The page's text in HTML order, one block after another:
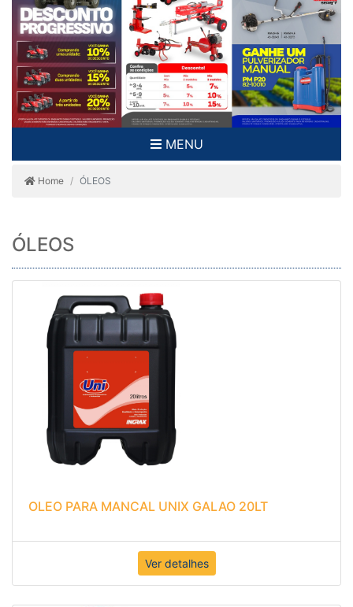
MENU
Home ÓLEOS
ÓLEOS
OLEO PARA MANCAL UNIX GALAO 20LT
Ver detalhes